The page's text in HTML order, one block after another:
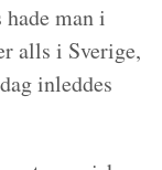
man i
alls i Sverige,
inleddes